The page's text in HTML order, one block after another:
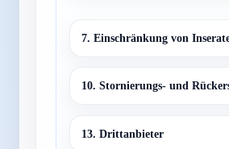
7. Einschränkung von
10. Stornierungs- und
13. Drittanbieter